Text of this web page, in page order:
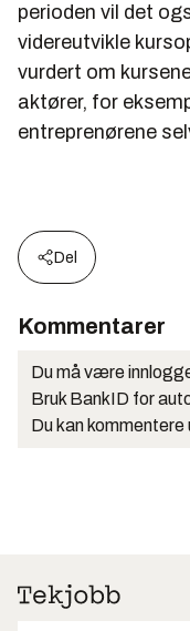
perioden vil det
videreutvikle
vurdert om
aktører, for
entreprenørene
Del
Kommentarer
Du må være
Bruk BankID for
Du kan kommentere